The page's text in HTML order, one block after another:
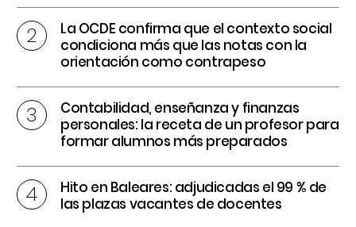
La OCDE confirma que el contexto social
condiciona más que las notas con la
orientación como contrapeso
Contabilidad, enseñanza y finanzas
personales: la receta de un profesor para
formar alumnos más preparados
Hito en Baleares: adjudicadas el 99 % de
las plazas vacantes de docentes